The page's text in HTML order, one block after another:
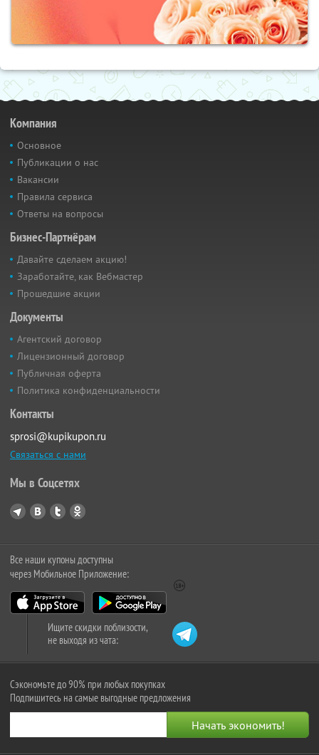
Компания
Основное
Публикации о нас
Вакансии
Правила сервиса
Ответы на вопросы
Бизнес-Партнёрам
Давайте сделаем акцию!
Заработайте, как Вебмастер
Прошедшие акции
Документы
Агентский договор
Лицензионный договор
Публичная оферта
Политика конфиденциальности
Контакты
sprosi@kupikupon.ru
Связаться с нами
Мы в Соцсетях
Все наши купоны доступны
через Мобильное Приложение:
Ищите скидки поблизости,
не выходя из чата:
Сэкономьте до 90% при любых покупках
Подпишитесь на самые выгодные предложения